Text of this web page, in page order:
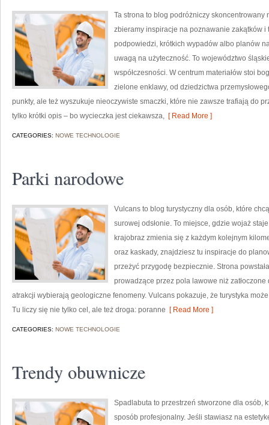
Ta strona to blog podróżniczy
zbieramy inspiracje na poznawanie zakątków i
podpowiedzi, krótkich wypadów albo planów
uwagą na użyteczność. To województwo
współczesności. W centrum materiałów stoi
zielone enklawy, od dziedzictwa
punkty, ale też wyszukuje nieoczywiste smaczki, które nie zawsze trafiają do
tylko krótki opis – bo wycieczka jest ciekawsza, [ Read More ]
CATEGORIES: NOWE TECHNOLOGIE
Parki narodowe
Vulcans to blog turystyczny dla osób, które
surowej odsłonie. To miejsce, gdzie wojaż
krajobraz zmienia się z każdym kolejnym
oraz kaskady, znajdziesz tu inspiracje do
przeżyć przygodę bezpiecznie. Strona
prowadzące przez pola lawowe niż
atrakcji wybierają geologiczne fenomeny. Vulcans pokazuje, że turystyka
Tu liczy się nie tylko cel, ale też droga: poranne [ Read More ]
CATEGORIES: NOWE TECHNOLOGIE
Trendy obuwnicze
Spadlabuta to przestrzeń stworzone dla osób,
sposób profesjonalny. Jeśli stawiasz na